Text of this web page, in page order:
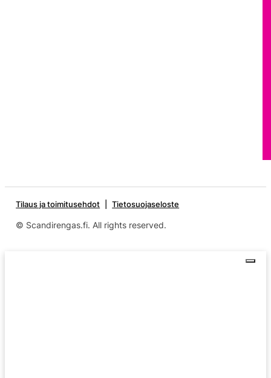
Tilaus ja toimitusehdot Tietosuojaseloste
© Scandirengas.fi. All rights reserved.